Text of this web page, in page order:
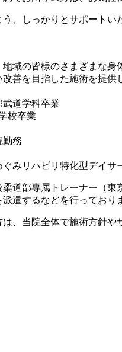
、しっかりとサポートい
域の皆様のさまざまな
善を目指した施術を提供
道学科卒業
校卒業
勤務
みリハビリ特化型デイ
道部専属トレーナー（
遣するなどを行っており
、当院全体で施術方針